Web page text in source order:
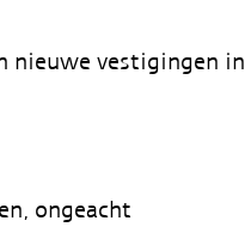
nieuwe vestigingen in
ongeacht